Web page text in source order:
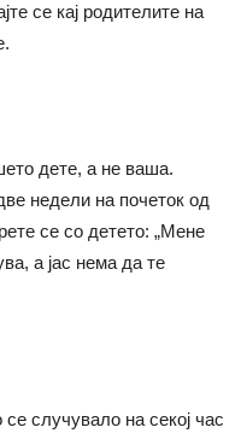
се кај родителите на
дете, а не ваша.
недели на почеток од
се со детето: „Мене
а јас нема да те
случувало на секој час